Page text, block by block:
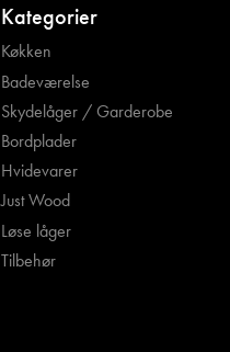
Kategorier
Køkken
Badeværelse
Skydelåger / Garderobe
Bordplader
Hvidevarer
Just Wood
Løse låger
Tilbehør